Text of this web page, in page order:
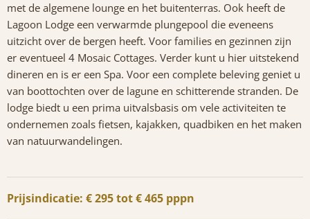
met de algemene lounge en het buitenterras. Ook heeft de
Lagoon Lodge een verwarmde plungepool die eveneens
uitzicht over de bergen heeft. Voor families en gezinnen zijn
er eventueel 4 Mosaic Cottages. Verder kunt u hier uitstekend
dineren en is er een Spa. Voor een complete beleving geniet u
van boottochten over de lagune en schitterende stranden. De
lodge biedt u een prima uitvalsbasis om vele activiteiten te
ondernemen zoals fietsen, kajakken, quadbiken en het maken
van natuurwandelingen.
Prijsindicatie: € 295 tot € 465 pppn